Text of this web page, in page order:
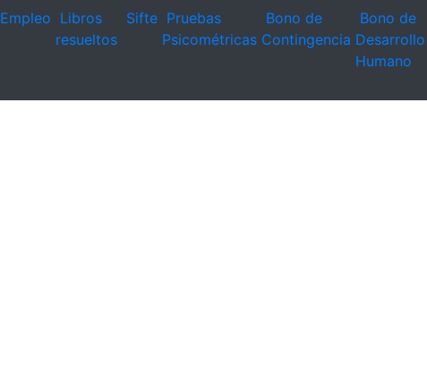
Empleo Libros
resueltos
Sifte Pruebas
Psicométricas
Bono de
Contingencia
Bono de
Desarrollo
Humano